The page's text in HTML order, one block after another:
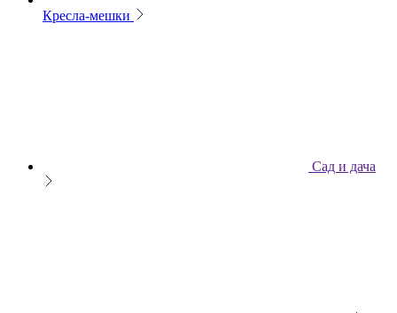
Кресла-мешки
Сад и дача